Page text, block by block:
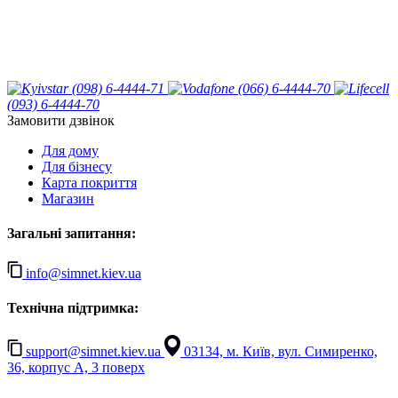
(098) 6-4444-71
(066) 6-4444-70
(093) 6-4444-70
Замовити дзвінок
Для дому
Для бізнесу
Карта покриття
Магазин
Загальні запитання:
info@simnet.kiev.ua
Технічна підтримка:
support@simnet.kiev.ua
03134, м. Київ, вул. Симиренко,
36, корпус А, 3 поверх